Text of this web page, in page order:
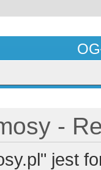
-
jest